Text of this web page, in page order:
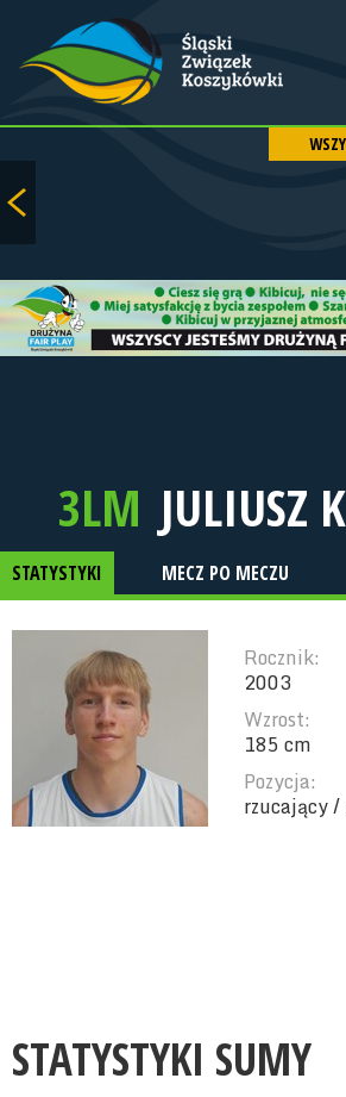
3LM JULIUSZ
STATYSTYKI MECZ PO MECZU
Rocznik:
2003
Wzrost:
185 cm
Pozycja:
rzucający /
STATYSTYKI SUMY